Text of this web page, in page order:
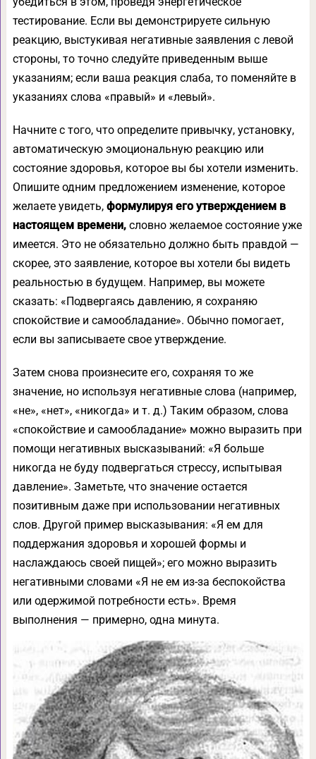
тестирование. Если вы демонстрируете сильную
реакцию, выстукивая негативные заявления с левой
стороны, то точно следуйте приведенным выше
указаниям; если ваша реакция слаба, то поменяйте в
указаниях слова «правый» и «левый».
Начните с того, что определите привычку, установку,
автоматическую эмоциональную реакцию или
состояние здоровья, которое вы бы хотели изменить.
Опишите одним предложением изменение, которое
желаете увидеть, формулируя его утверждением в
настоящем времени, словно желаемое состояние уже
имеется. Это не обязательно должно быть правдой —
скорее, это заявление, которое вы хотели бы видеть
реальностью в будущем. Например, вы можете
сказать: «Подвергаясь давлению, я сохраняю
спокойствие и самообладание». Обычно помогает,
если вы записываете свое утверждение.
Затем снова произнесите его, сохраняя то же
значение, но используя негативные слова (например,
«не», «нет», «никогда» и т. д.) Таким образом, слова
«спокойствие и самообладание» можно выразить при
помощи негативных высказываний: «Я больше
никогда не буду подвергаться стрессу, испытывая
давление». Заметьте, что значение остается
позитивным даже при использовании негативных
слов. Другой пример высказывания: «Я ем для
поддержания здоровья и хорошей формы и
наслаждаюсь своей пищей»; его можно выразить
негативными словами «Я не ем из-за беспокойства
или одержимой потребности есть». Время
выполнения — примерно, одна минута.